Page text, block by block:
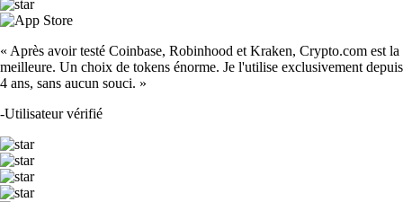
« Après avoir testé Coinbase, Robinhood et Kraken, Crypto.com est la
meilleure. Un choix de tokens énorme. Je l'utilise exclusivement depuis
4 ans, sans aucun souci. »
-Utilisateur vérifié